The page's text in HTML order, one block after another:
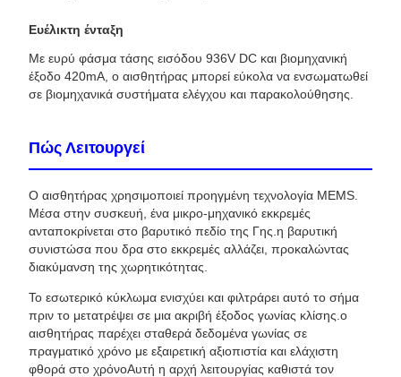
Ευέλικτη ένταξη
Με ευρύ φάσμα τάσης εισόδου 936V DC και βιομηχανική
έξοδο 420mA, ο αισθητήρας μπορεί εύκολα να ενσωματωθεί
σε βιομηχανικά συστήματα ελέγχου και παρακολούθησης.
Πώς Λειτουργεί
Ο αισθητήρας χρησιμοποιεί προηγμένη τεχνολογία MEMS.
Μέσα στην συσκευή, ένα μικρο-μηχανικό εκκρεμές
ανταποκρίνεται στο βαρυτικό πεδίο της Γης.η βαρυτική
συνιστώσα που δρα στο εκκρεμές αλλάζει, προκαλώντας
διακύμανση της χωρητικότητας.
Το εσωτερικό κύκλωμα ενισχύει και φιλτράρει αυτό το σήμα
πριν το μετατρέψει σε μια ακριβή έξοδος γωνίας κλίσης.ο
αισθητήρας παρέχει σταθερά δεδομένα γωνίας σε
πραγματικό χρόνο με εξαιρετική αξιοπιστία και ελάχιστη
φθορά στο χρόνοΑυτή η αρχή λειτουργίας καθιστά τον